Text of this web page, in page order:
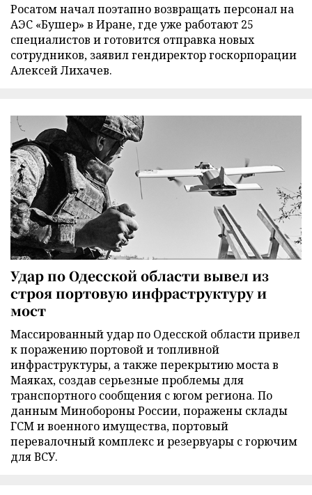
Росатом начал поэтапно возвращать персонал на
АЭС «Бушер» в Иране, где уже работают 25
специалистов и готовится отправка новых
сотрудников, заявил гендиректор госкорпорации
Алексей Лихачев.
Удар по Одесской области вывел из
строя портовую инфраструктуру и
мост
Массированный удар по Одесской области привел
к поражению портовой и топливной
инфраструктуры, а также перекрытию моста в
Маяках, создав серьезные проблемы для
транспортного сообщения с югом региона. По
данным Минобороны России, поражены склады
ГСМ и военного имущества, портовый
перевалочный комплекс и резервуары с горючим
для ВСУ.